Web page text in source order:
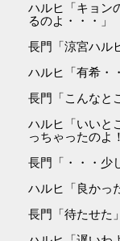
ハルヒ「キョン
るのよ・・・」
長門「涼宮ハル
ハルヒ「有希・
長門「こんなと
ハルヒ「いいと
っちゃったのよ
長門「・・・少
ハルヒ「良かっ
長門「待たせた」